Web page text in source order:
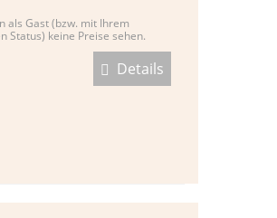
als Gast (bzw. mit Ihrem
Status) keine Preise sehen.
Details